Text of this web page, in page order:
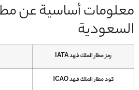
معلومات أساسية عن
السعودية
رمز مطار الملك فهد IATA
كود مطار الملك فهد ICAO